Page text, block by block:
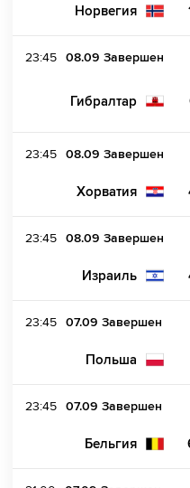
Норвегия
23:45 08.09 Завершен
Гибралтар
23:45 08.09 Завершен
Хорватия
23:45 08.09 Завершен
Израиль
23:45 07.09 Завершен
Польша
23:45 07.09 Завершен
Бельгия